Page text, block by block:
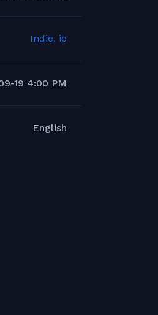
Indie. io
19 4:00 PM
English